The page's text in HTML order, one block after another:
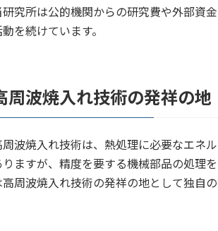
研究所は公的機関からの研究費や外部資
を続けています。
周波焼入れ技術の発祥の地
波焼入れ技術は、熱処理に必要なエネ
りますが、精度を要する機械部品の処理
高周波焼入れ技術の発祥の地として独自